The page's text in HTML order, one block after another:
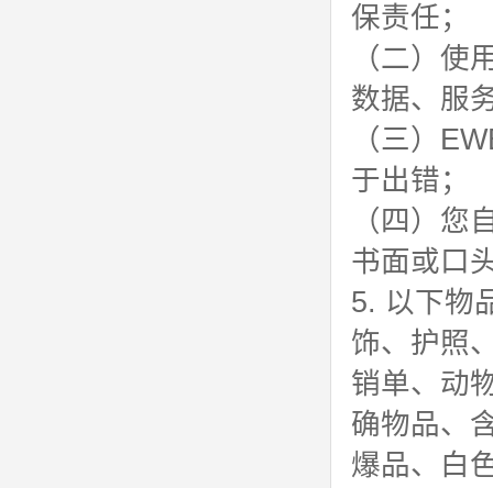
保责任；
（二）使
数据、服
（三）
于出错；
（四）您
书面或口
5. 以下物
饰、护照
销单、动
确物品、
爆品、白